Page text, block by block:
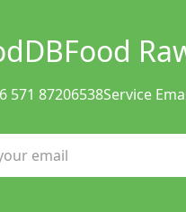
Food
571 87206538Service